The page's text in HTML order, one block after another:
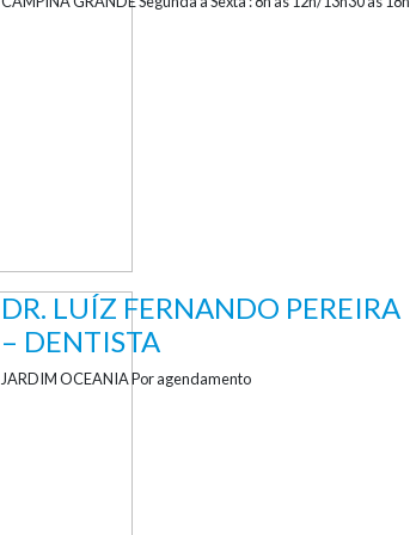
DR. LUÍZ FERNANDO PEREIRA
– DENTISTA
JARDIM OCEANIA Por agendamento